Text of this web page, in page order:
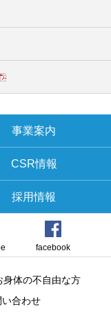
事業案内
CSR情報
採用情報
facebook
身体の不自由な方
い合わせ